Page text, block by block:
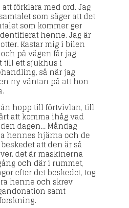
förklara med ord. Jag
som säger att det
som kommer ger
henne. Jag är
Kastar mig i bilen
på vägen får jag
till ett sjukhus i
så när jag
ny väntan på att hon
hopp till förtvivlan, till
att komma ihåg vad
dagen… Måndag
hennes hjärna och de
att den är så
det är maskinerna
och där i rummet,
efter det beskedet, tog
henne och skrev
samt